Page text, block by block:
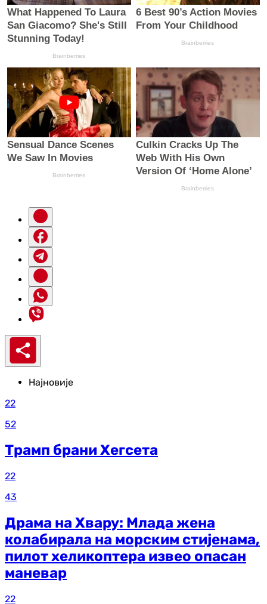
Најновије
22
52
Трамп брани Хегсета
22
43
Драма на Хвару: Млада жена
колабирала на морским стијенама,
пилот хеликоптера извео опасан
маневар
22